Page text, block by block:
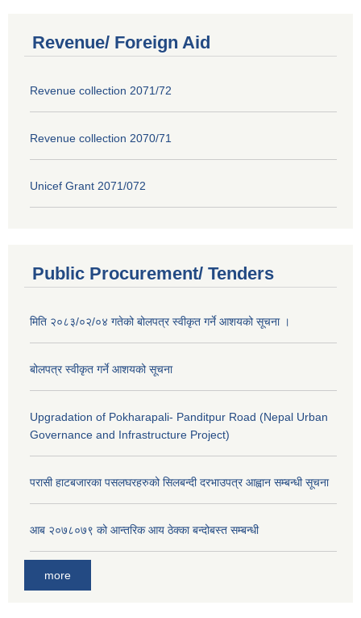
Revenue/ Foreign Aid
Revenue collection 2071/72
Revenue collection 2070/71
Unicef Grant 2071/072
Public Procurement/ Tenders
मिति २०८३/०२/०४ गतेको बोलपत्र स्वीकृत गर्ने आशयको सूचना ।
बोलपत्र स्वीकृत गर्ने आशयको सूचना
Upgradation of Pokharapali- Panditpur Road (Nepal Urban
Governance and Infrastructure Project)
परासी हाटबजारका पसलघरहरुको सिलबन्दी दरभाउपत्र आह्वान सम्बन्धी सूचना
आ‍ब २०७८०७९ को आन्तरिक आय ठेक्का बन्दोबस्त सम्बन्धी
more